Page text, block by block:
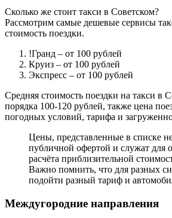
Сколько же стоит такси в Советском?
Рассмотрим самые дешевые сервисы
стоимость поездки.
!Гранд – от 100 рублей
Круиз – от 100 рублей
Экспресс – от 100 рублей
Средняя стоимость поездки на такси в
порядка 100-120 рублей, также цена
погодных условий, тарифа и
Цены, представленные в списке
публичной офертой и служат для
расчёта приблизительной
Важно помнить, что для разных
подойти разный тариф и
Междугородние направления